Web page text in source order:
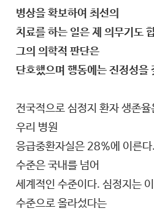
병상을 확보하여 최선의
치료를 하는 일은 제 의무기도
그의 의학적 판단은
단호했으며 행동에는 진정성을
전국적으로 심정지 환자 생존
우리 병원
응급중환자실은 28%에 이른
수준은 국내를 넘어
세계적인 수준이다. 심정지는
수준으로 올라섰다는